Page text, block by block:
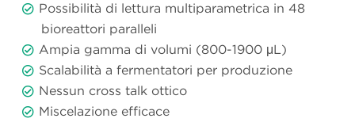
Possibilità di lettura multiparametrica in 48
bioreattori paralleli
Ampia gamma di volumi (800-1900 μL)
Scalabilità a fermentatori per produzione
Nessun cross talk ottico
Miscelazione efficace